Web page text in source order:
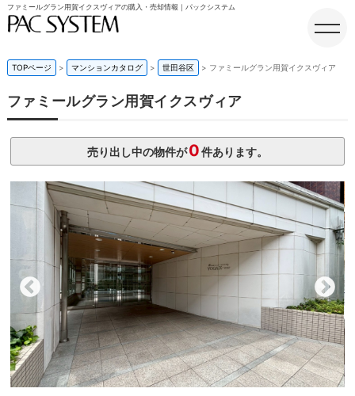
ファミールグラン用賀イクスヴィアの購入・売却情報｜パックシステム
TOPページ マンションカタログ 世田谷区 ファミールグラン用賀イクスヴィア
ファミールグラン用賀イクスヴィア
売り出し中の物件が0件あります。